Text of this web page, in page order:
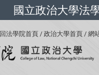
國立政治大學法
回法學院首頁 / 政治大學首頁 / 網